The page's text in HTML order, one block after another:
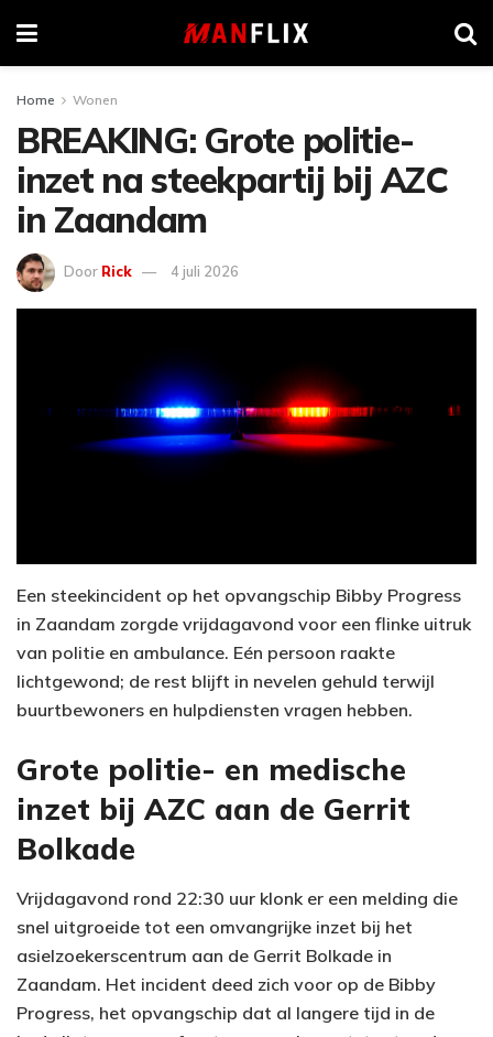
Home Wonen
BREAKING: Grote politie-
inzet na steekpartij bij AZC
in Zaandam
Door Rick 4 juli 2026
Een steekincident op het opvangschip Bibby Progress
in Zaandam zorgde vrijdagavond voor een flinke uitruk
van politie en ambulance. Eén persoon raakte
lichtgewond; de rest blijft in nevelen gehuld terwijl
buurtbewoners en hulpdiensten vragen hebben.
Grote politie- en medische
inzet bij AZC aan de Gerrit
Bolkade
Vrijdagavond rond 22:30 uur klonk er een melding die
snel uitgroeide tot een omvangrijke inzet bij het
asielzoekerscentrum aan de Gerrit Bolkade in
Zaandam. Het incident deed zich voor op de Bibby
Progress, het opvangschip dat al langere tijd in de